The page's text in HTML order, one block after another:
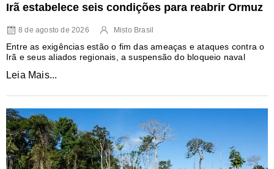
Irã estabelece seis condições para reabrir Ormuz
8 de agosto de 2026 Misto Brasil
Entre as exigências estão o fim das ameaças e ataques contra o
Irã e seus aliados regionais, a suspensão do bloqueio naval
Leia Mais...